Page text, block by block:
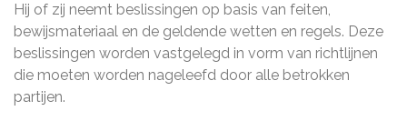
Hij of zij neemt beslissingen op basis van feiten,
bewijsmateriaal en de geldende wetten en regels. Deze
beslissingen worden vastgelegd in vorm van richtlijnen
die moeten worden nageleefd door alle betrokken
partijen.